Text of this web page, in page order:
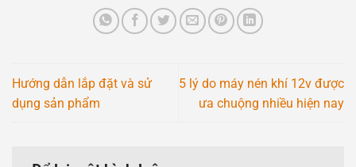
Hướng dẫn lắp đặt và sử
dụng sản phẩm
5 lý do máy nén khí 12v được
ưa chuộng nhiều hiện nay